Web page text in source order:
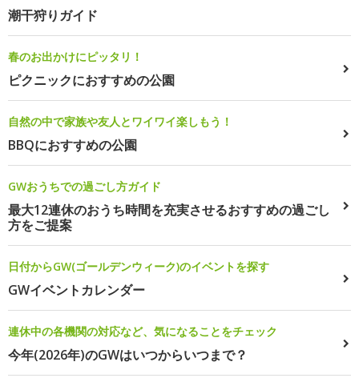
潮干狩りガイド
春のお出かけにピッタリ！
ピクニックにおすすめの公園
自然の中で家族や友人とワイワイ楽しもう！
BBQにおすすめの公園
GWおうちでの過ごし方ガイド
最大12連休のおうち時間を充実させるおすすめの過ごし
方をご提案
日付からGW(ゴールデンウィーク)のイベントを探す
GWイベントカレンダー
連休中の各機関の対応など、気になることをチェック
今年(2026年)のGWはいつからいつまで？